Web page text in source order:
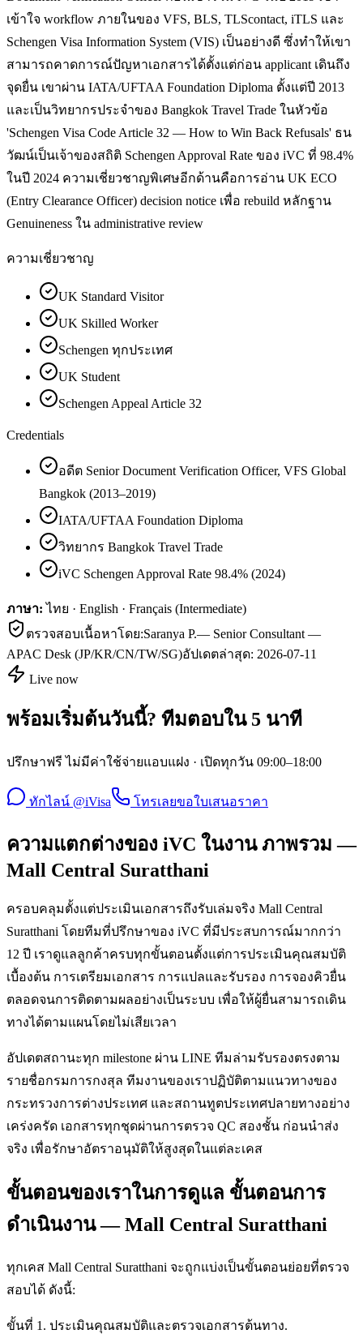
เข้าใจ workflow ภายในของ VFS, BLS, TLScontact, iTLS และ
Schengen Visa Information System (VIS) เป็นอย่างดี ซึ่งทำให้เขา
สามารถคาดการณ์ปัญหาเอกสารได้ตั้งแต่ก่อน applicant เดินถึง
จุดยื่น เขาผ่าน IATA/UFTAA Foundation Diploma ตั้งแต่ปี 2013
และเป็นวิทยากรประจำของ Bangkok Travel Trade ในหัวข้อ
'Schengen Visa Code Article 32 — How to Win Back Refusals' ธน
วัฒน์เป็นเจ้าของสถิติ Schengen Approval Rate ของ iVC ที่ 98.4%
ในปี 2024 ความเชี่ยวชาญพิเศษอีกด้านคือการอ่าน UK ECO
(Entry Clearance Officer) decision notice เพื่อ rebuild หลักฐาน
Genuineness ใน administrative review
ความเชี่ยวชาญ
UK Standard Visitor
UK Skilled Worker
Schengen ทุกประเทศ
UK Student
Schengen Appeal Article 32
Credentials
อดีต Senior Document Verification Officer, VFS Global
Bangkok (2013–2019)
IATA/UFTAA Foundation Diploma
วิทยากร Bangkok Travel Trade
iVC Schengen Approval Rate 98.4% (2024)
ภาษา: ไทย · English · Français (Intermediate)
ตรวจสอบเนื้อหาโดย:Saranya P.— Senior Consultant —
APAC Desk (JP/KR/CN/TW/SG)อัปเดตล่าสุด: 2026-07-11
Live now
พร้อมเริ่มต้นวันนี้? ทีมตอบใน 5 นาที
ปรึกษาฟรี ไม่มีค่าใช้จ่ายแอบแฝง · เปิดทุกวัน 09:00–18:00
ทักไลน์ @iVisa โทรเลยขอใบเสนอราคา
ความแตกต่างของ iVC ในงาน ภาพรวม —
Mall Central Suratthani
ครอบคลุมตั้งแต่ประเมินเอกสารถึงรับเล่มจริง Mall Central
Suratthani โดยทีมที่ปรึกษาของ iVC ที่มีประสบการณ์มากกว่า
12 ปี เราดูแลลูกค้าครบทุกขั้นตอนตั้งแต่การประเมินคุณสมบัติ
เบื้องต้น การเตรียมเอกสาร การแปลและรับรอง การจองคิวยื่น
ตลอดจนการติดตามผลอย่างเป็นระบบ เพื่อให้ผู้ยื่นสามารถเดิน
ทางได้ตามแผนโดยไม่เสียเวลา
อัปเดตสถานะทุก milestone ผ่าน LINE ทีมล่ามรับรองตรงตาม
รายชื่อกรมการกงสุล ทีมงานของเราปฏิบัติตามแนวทางของ
กระทรวงการต่างประเทศ และสถานทูตประเทศปลายทางอย่าง
เคร่งครัด เอกสารทุกชุดผ่านการตรวจ QC สองชั้น ก่อนนำส่ง
จริง เพื่อรักษาอัตราอนุมัติให้สูงสุดในแต่ละเคส
ขั้นตอนของเราในการดูแล ขั้นตอนการ
ดำเนินงาน — Mall Central Suratthani
ทุกเคส Mall Central Suratthani จะถูกแบ่งเป็นขั้นตอนย่อยที่ตรวจ
สอบได้ ดังนี้:
ขั้นที่ 1. ประเมินคุณสมบัติและตรวจเอกสารต้นทาง.